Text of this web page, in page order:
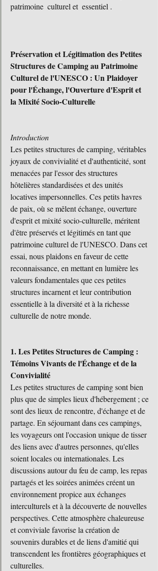
patrimoine  culturel et  essentiel .
Préservation et Légitimation des Petites
Structures de Camping au Patrimoine
Culturel de l'UNESCO : Un Plaidoyer
pour l'Échange, l'Ouverture d'Esprit et
la Mixité Socio-Culturelle
Introduction
Les petites structures de camping, véritables
joyaux de convivialité et d'authenticité, sont
menacées par l'essor des structures
hôtelières standardisées et des unités
locatives impersonnelles. Ces petits havres
de paix, où se mêlent échange, ouverture
d'esprit et mixité socio-culturelle, méritent
d'être préservés et légitimés en tant que
patrimoine culturel de l'UNESCO. Dans cet
essai, nous plaidons en faveur de cette
reconnaissance, en mettant en lumière les
valeurs fondamentales que ces petites
structures incarnent et leur contribution
essentielle à la diversité et à la richesse
culturelle de notre monde.
1. Les Petites Structures de Camping :
Témoins Vivants de l'Échange et de la
Convivialité
Les petites structures de camping sont bien
plus que de simples lieux d'hébergement ; ce
sont des lieux de rencontre, d'échange et de
partage. En séjournant dans ces campings,
les voyageurs ont l'occasion unique de tisser
des liens avec d'autres personnes, qu'elles
soient locales ou internationales. Les
discussions autour du feu de camp, les repas
partagés et les soirées animées créent un
environnement propice aux échanges
interculturels et à la découverte de nouvelles
perspectives. Cette atmosphère chaleureuse
et conviviale favorise la création de
souvenirs durables et de liens d'amitié qui
transcendent les frontières géographiques et
culturelles.